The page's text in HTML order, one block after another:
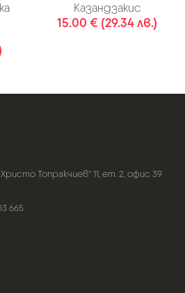
Казандзакис
15.00 € (29.34 лв.)
Христо Топракчиев“ 11, ет. 2, офис 39
665